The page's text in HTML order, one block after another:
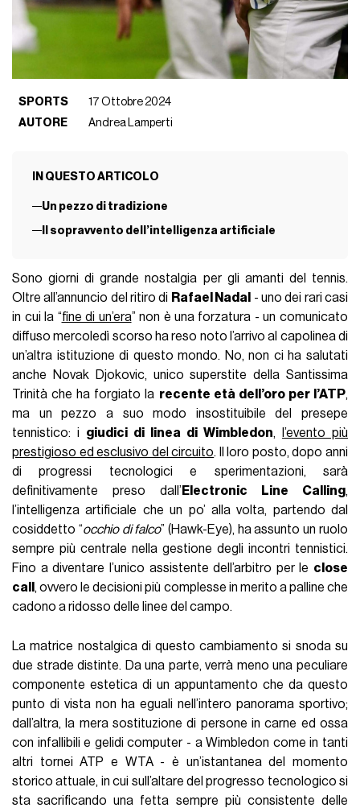
SPORTS
17 Ottobre 2024
AUTORE
Andrea Lamperti
IN QUESTO ARTICOLO
Un pezzo di tradizione
Il sopravvento dell’intelligenza artificiale
Sono giorni di grande nostalgia per gli amanti del tennis.
Oltre all’annuncio del ritiro di Rafael Nadal
- uno dei rari casi
in cui la “fine di un’era” non è una forzatura - un comunicato
diffuso mercoledì scorso ha reso noto l’arrivo al capolinea di
un’altra istituzione di questo mondo. No, non ci ha salutati
anche Novak Djokovic, unico superstite della Santissima
Trinità che ha forgiato la recente età dell’oro per l’ATP,
ma un pezzo a suo modo insostituibile del presepe
tennistico: i giudici di linea di Wimbledon,
l’evento più
prestigioso ed esclusivo del circuito. Il loro posto, dopo anni
di progressi tecnologici e sperimentazioni, sarà
definitivamente preso dall’ Electronic Line Calling,
l’intelligenza artificiale che un po’ alla volta, partendo dal
cosiddetto “occhio di falco” (Hawk-Eye), ha assunto un ruolo
sempre più centrale nella gestione degli incontri tennistici.
Fino a diventare l’unico assistente dell’arbitro per le close
call , ovvero le decisioni più complesse in merito a palline che
cadono a ridosso delle linee del campo.
La matrice nostalgica di questo cambiamento si snoda su
due strade distinte. Da una parte, verrà meno una peculiare
componente estetica di un appuntamento che da questo
punto di vista non ha eguali nell’intero panorama sportivo;
dall’altra, la mera sostituzione di persone in carne ed ossa
con infallibili e gelidi computer - a Wimbledon come in tanti
altri tornei ATP e WTA - è un’istantanea del momento
storico attuale, in cui sull’altare del progresso tecnologico si
sta sacrificando una fetta sempre più consistente delle